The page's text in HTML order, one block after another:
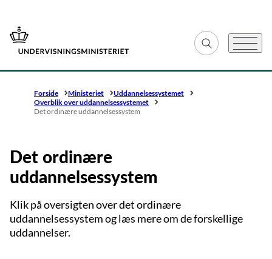
Gå til forsiden Fold søgefelt ud
Menu
Forside Ministeriet
Uddannelsessystemet
Overblik over uddannelsessystemet
Det ordinære uddannelsessystem
Det ordinære
uddannelsessystem
Klik på oversigten over det ordinære
uddannelsessystem og læs mere om de forskellige
uddannelser.